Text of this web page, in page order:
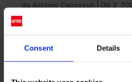
Consent Details
da Antonio Capozzoli Ott 2,
Coperni chiude ufficialmente il
nell’atmosfera sognante di
fiaba a lieto fine fra
plasmate nell’acqua La magia